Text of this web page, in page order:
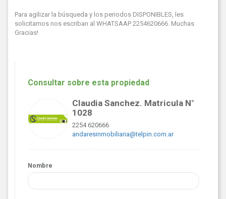
Para agilizar la búsqueda y los periodos DISPONIBLES, les
solicitamos nos escriban al WHATSAAP 2254620666. Muchas
Gracias!
Consultar sobre esta propiedad
Claudia Sanchez. Matricula N°
1028
2254 620666
andaresinmobiliaria@telpin.com.ar
Nombre